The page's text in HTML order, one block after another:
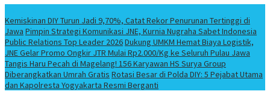
Kemiskinan DIY Turun Jadi 9,70%, Catat Rekor Penurunan Tertinggi di
Jawa Pimpin Strategi Komunikasi JNE, Kurnia Nugraha Sabet Indonesia
Public Relations Top Leader 2026Dukung UMKM Hemat Biaya Logistik,
JNE Gelar Promo Ongkir JTR Mulai Rp2.000/Kg ke Seluruh Pulau Jawa
Tangis Haru Pecah di Magelang! 156 Karyawan HS Surya Group
Diberangkatkan Umrah Gratis Rotasi Besar di Polda DIY: 5 Pejabat Utama
dan Kapolresta Yogyakarta Resmi Berganti